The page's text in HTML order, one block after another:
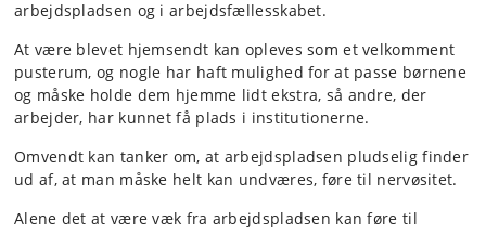
arbejdspladsen og i arbejdsfællesskabet.
At være blevet hjemsendt kan opleves som et velkomment
pusterum, og nogle har haft mulighed for at passe børnene
og måske holde dem hjemme lidt ekstra, så andre, der
arbejder, har kunnet få plads i institutionerne.
Omvendt kan tanker om, at arbejdspladsen pludselig finder
ud af, at man måske helt kan undværes, føre til nervøsitet.
Alene det at være væk fra arbejdspladsen kan føre til